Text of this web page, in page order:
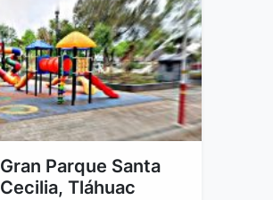
Gran Parque Santa
Cecilia, Tláhuac